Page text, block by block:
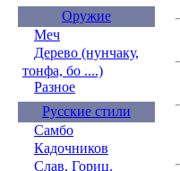
Оружие
Меч
Дерево (нунчаку,
тонфа, бо ....)
Разное
Русские стили
Самбо
Кадочников
Слав. Гориц.